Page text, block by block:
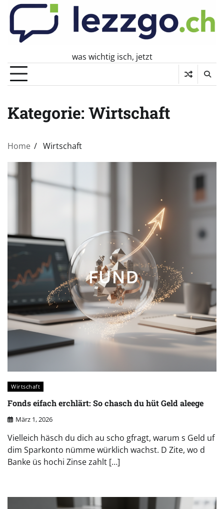
Skip
content
was wichtig isch, jetzt
Kategorie: Wirtschaft
Home Wirtschaft
Wirtschaft
Fonds eifach erchlärt: So chasch du hüt Geld aleege
März 1, 2026
Vielleich häsch du dich au scho gfragt, warum s Geld uf
dim Sparkonto nümme würklich wachst. D Zite, wo d
Banke üs hochi Zinse zahlt […]